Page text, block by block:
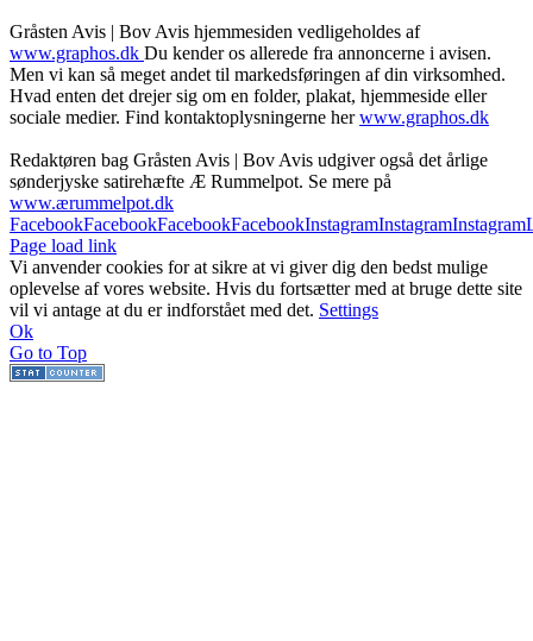
Gråsten Avis | Bov Avis hjemmesiden vedligeholdes af
www.graphos.dk Du kender os allerede fra annoncerne i avisen.
Men vi kan så meget andet til markedsføringen af din virksomhed.
Hvad enten det drejer sig om en folder, plakat, hjemmeside eller
sociale medier. Find kontaktoplysningerne herwww.graphos.dk
Redaktøren bag Gråsten Avis | Bov Avis udgiver også det årlige
sønderjyske satirehæfte Æ Rummelpot. Se mere på
www.ærummelpot.dk
FacebookFacebookFacebookFacebookInstagramInstagramInstagram
Page load link
Vi anvender cookies for at sikre at vi giver dig den bedst mulige
oplevelse af vores website. Hvis du fortsætter med at bruge dette site
vil vi antage at du er indforstået med det. Settings
Ok
Go to Top